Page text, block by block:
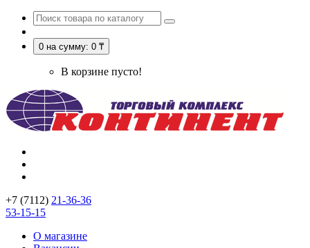
0 на сумму: 0 ₸
В корзине пусто!
+7 (7112) 21-36-36
53-15-15
О магазине